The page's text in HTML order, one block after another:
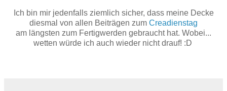
Ich bin mir jedenfalls ziemlich sicher, dass meine Decke
diesmal von allen Beiträgen zum Creadienstag
am längsten zum Fertigwerden gebraucht hat. Wobei...
wetten würde ich auch wieder nicht drauf! :D